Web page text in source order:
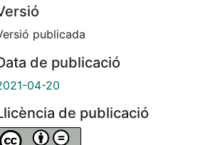
publicada
de publicació
04-20
de publicació